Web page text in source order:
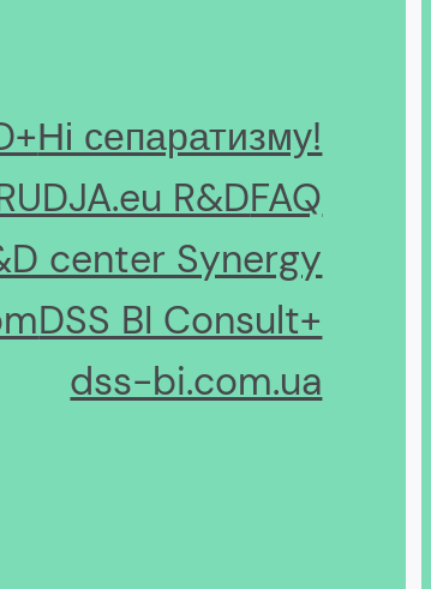
Ні сепаратизму!
R&DFAQ
center Synergy
DSS BI Consult+
dss-bi.com.ua